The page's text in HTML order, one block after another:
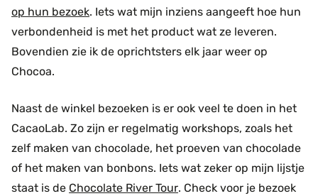
op hun bezoek. Iets wat mijn inziens aangeeft hoe hun
verbondenheid is met het product wat ze leveren.
Bovendien zie ik de oprichtsters elk jaar weer op
Chocoa.
Naast de winkel bezoeken is er ook veel te doen in het
CacaoLab. Zo zijn er regelmatig workshops, zoals het
zelf maken van chocolade, het proeven van chocolade
of het maken van bonbons. Iets wat zeker op mijn lijstje
staat is de Chocolate River Tour. Check voor je bezoek